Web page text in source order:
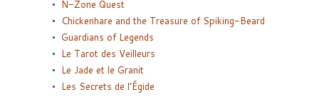
N-Zone Quest
Chickenhare and the Treasure of Spiking-Beard
Guardians of Legends
Le Tarot des Veilleurs
Le Jade et le Granit
Les Secrets de l’Égide